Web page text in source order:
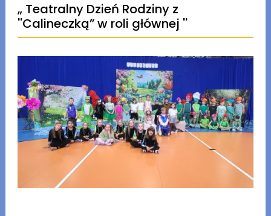
„ Teatralny Dzień Rodziny z
''Calineczką” w roli głównej ''